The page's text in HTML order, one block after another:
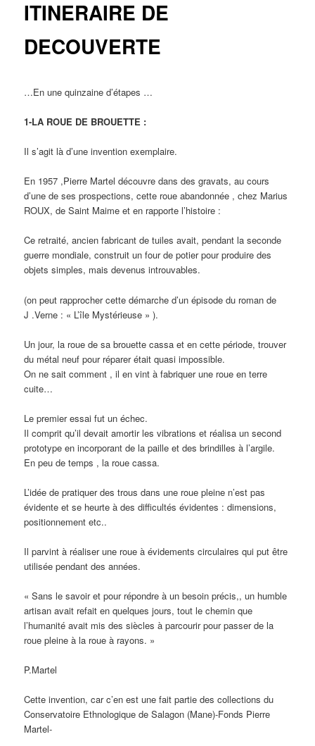
ITINERAIRE DE
DECOUVERTE
…En une quinzaine d’étapes …
1-LA ROUE DE BROUETTE :
Il s’agit là d’une invention exemplaire.
En 1957 ,Pierre Martel découvre dans des gravats, au cours
d’une de ses prospections, cette roue abandonnée , chez Marius
ROUX, de Saint Maime et en rapporte l’histoire :
Ce retraité, ancien fabricant de tuiles avait, pendant la seconde
guerre mondiale, construit un four de potier pour produire des
objets simples, mais devenus introuvables.
(on peut rapprocher cette démarche d’un épisode du roman de
J .Verne : « L’île Mystérieuse » ).
Un jour, la roue de sa brouette cassa et en cette période, trouver
du métal neuf pour réparer était quasi impossible.
On ne sait comment , il en vint à fabriquer une roue en terre
cuite…
Le premier essai fut un échec.
Il comprit qu’il devait amortir les vibrations et réalisa un second
prototype en incorporant de la paille et des brindilles à l’argile.
En peu de temps , la roue cassa.
L’idée de pratiquer des trous dans une roue pleine n’est pas
évidente et se heurte à des difficultés évidentes : dimensions,
positionnement etc..
Il parvint à réaliser une roue à évidements circulaires qui put être
utilisée pendant des années.
« Sans le savoir et pour répondre à un besoin précis,, un humble
artisan avait refait en quelques jours, tout le chemin que
l’humanité avait mis des siècles à parcourir pour passer de la
roue pleine à la roue à rayons. »
P.Martel
Cette invention, car c’en est une fait partie des collections du
Conservatoire Ethnologique de Salagon (Mane)-Fonds Pierre
Martel-